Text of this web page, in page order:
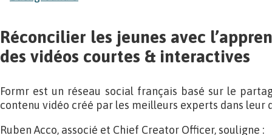
Réconcilier les jeunes avec
des vidéos courtes & interactives
Formr est un réseau social français basé sur le
contenu vidéo créé par les meilleurs experts dans leur
Ruben Acco, associé et Chief Creator Officer, souligne :